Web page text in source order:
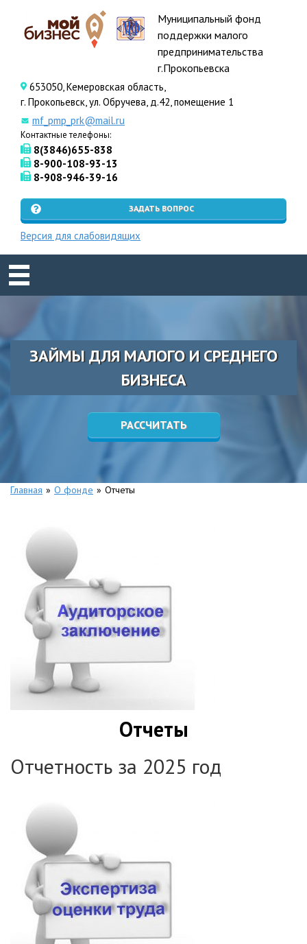
Муниципальный фонд
поддержки малого
предпринимательства
г.Прокопьевска
653050, Кемеровская область,
г. Прокопьевск, ул. Обручева, д.42, помещение 1
mf_pmp_prk@mail.ru
Контактные телефоны:
8(3846)655-838
8-900-108-93-13
8-908-946-39-16
ЗАДАТЬ ВОПРОС
Версия для слабовидящих
ЗАЙМЫ ДЛЯ МАЛОГО И СРЕДНЕГО
БИЗНЕСА
РАССЧИТАТЬ
Главная » О фонде » Отчеты
Отчеты
Отчетность за 2025 год